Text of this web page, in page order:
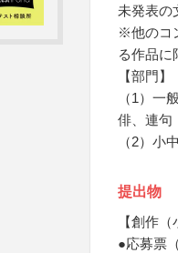
未発表の
※他のコ
る作品に
【部門】
（1）一
俳、連句
（2）小
提出物
【創作
●応募票